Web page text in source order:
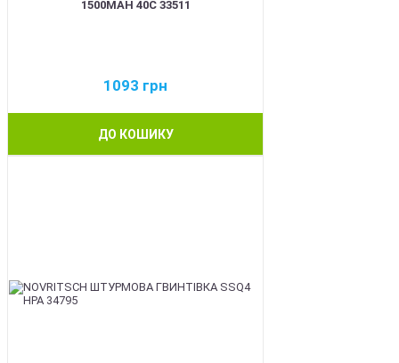
1500MAH 40C 33511
1093 грн
ДО КОШИКУ